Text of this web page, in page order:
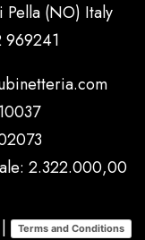
(NO) Italy
969241
2.322.000,00
| Terms and Conditions